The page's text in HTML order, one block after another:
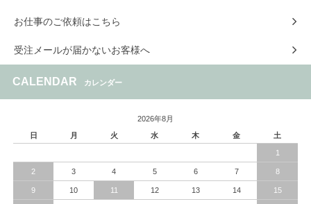
お仕事のご依頼はこちら
受注メールが届かないお客様へ
CALENDAR カレンダー
2026年8月
日
月 火 水 木 金 土
1
2 3 4 5 6 7 8
9 10 11 12 13 14 15